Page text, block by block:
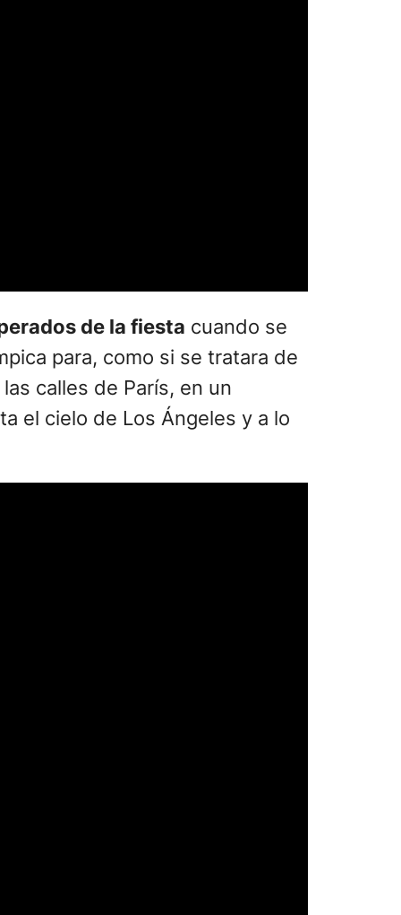
de la fiesta cuando se
para, como si se tratara de
calles de París, en un
el cielo de Los Ángeles y a lo